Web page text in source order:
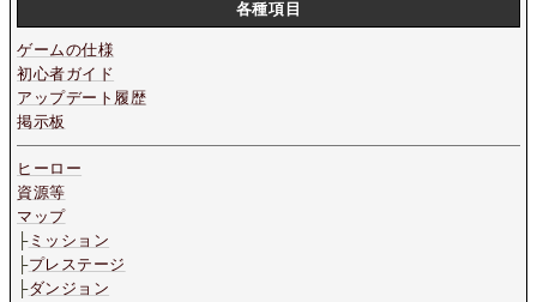
各種項目
ゲームの仕様
初心者ガイド
アップデート履歴
掲示板
ヒーロー
資源等
マップ
├ミッション
├プレステージ
├ダンジョン